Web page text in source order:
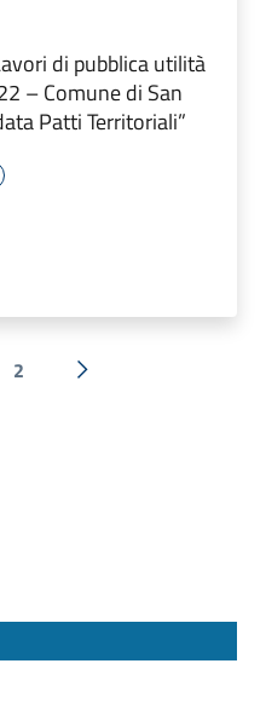
di pubblica utilità
– Comune di San
Patti Territoriali”
2 Successiva »